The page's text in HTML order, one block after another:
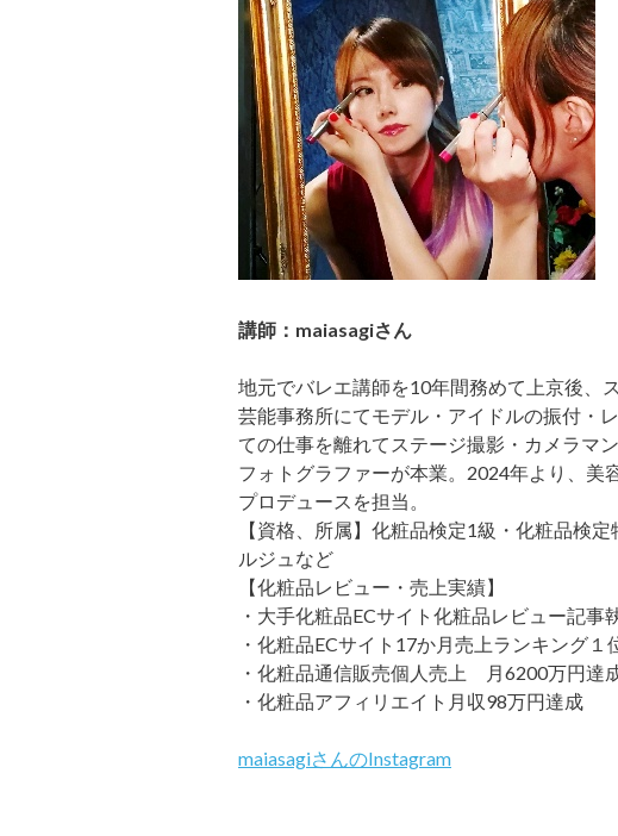
講師：maiasagiさん
地元でバレエ講師を10年間務めて上京後、
芸能事務所にてモデル・アイドルの振付・
ての仕事を離れてステージ撮影・カメラマ
フォトグラファーが本業。2024年より、美
プロデュースを担当。
【資格、所属】化粧品検定1級・化粧品検
ルジュなど
【化粧品レビュー・売上実績】
・大手化粧品ECサイト化粧品レビュー記事
・化粧品ECサイト17か月売上ランキング１
・化粧品通信販売個人売上 月6200万円達
・化粧品アフィリエイト月収98万円達成
maiasagiさんのInstagram